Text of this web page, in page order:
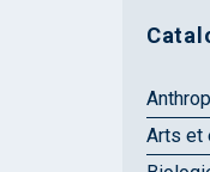
Arts et